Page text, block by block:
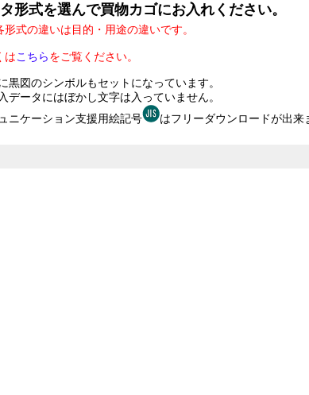
形式を選んで買物カゴにお入れください。
形式の違いは目的・用途の違いです。
はこちらをご覧ください。
黒図のシンボルもセットになっています。
データにはぼかし文字は入っていません。
ニケーション支援用絵記号
はフリーダウンロードが出来